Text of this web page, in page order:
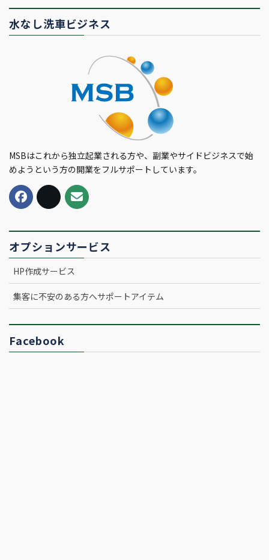
水なし洗車ビジネス
MSBはこれから独立起業される方や、副業やサイドビジネスで始
めようという方の開業をフルサポートしています。
オプションサービス
HP作成サービス
集客に不安のある方へサポートアイテム
Facebook